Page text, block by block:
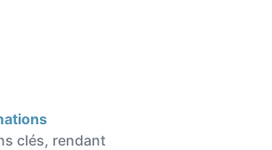
clés, rendant